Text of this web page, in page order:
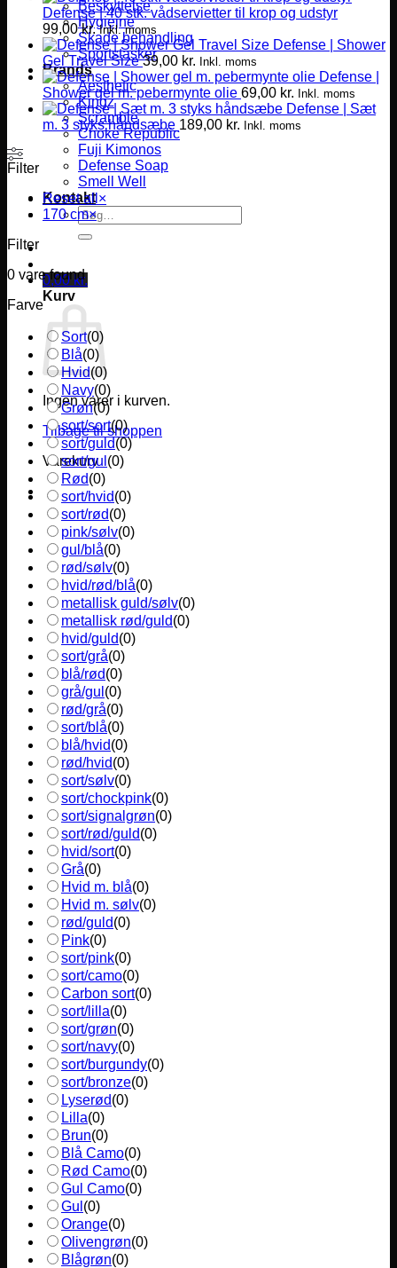
Beskyttelse
Hygiejne
Skade behandling
Sportstasker
Brands
Aesthetic
Kingz
Scramble
Choke Republic
Fuji Kimonos
Defense Soap
Smell Well
Kontakt
Søg
efter:
0,00 kr.
Kurv
Ingen varer i kurven.
Tilbage til shoppen
Varekurv
Defense | 40 stk. vådservietter til krop og udstyr
99,00kr. Inkl. moms
Defense | Shower
Gel Travel Size 39,00 kr. Inkl. moms
Defense |
Shower gel m. pebermynte olie 69,00 kr. Inkl. moms
Defense | Sæt
m. 3 styks håndsæbe 189,00 kr. Inkl. moms
Filter
Reset all ×
170 cm×
Filter
0 vare found
Farve
Sort(0)
Blå(0)
Hvid(0)
Navy(0)
Grøn(0)
sort/sort(0)
sort/guld(0)
sort/gul (0)
Rød(0)
sort/hvid(0)
sort/rød(0)
pink/sølv(0)
gul/blå(0)
rød/sølv(0)
hvid/rød/blå(0)
metallisk guld/sølv(0)
metallisk rød/guld(0)
hvid/guld(0)
sort/grå(0)
blå/rød(0)
grå/gul (0)
rød/grå(0)
sort/blå(0)
blå/hvid(0)
rød/hvid(0)
sort/sølv(0)
sort/chockpink(0)
sort/signalgrøn(0)
sort/rød/guld(0)
hvid/sort(0)
Grå(0)
Hvid m. blå(0)
Hvid m. sølv(0)
rød/guld(0)
Pink(0)
sort/pink(0)
sort/camo(0)
Carbon sort(0)
sort/lilla(0)
sort/grøn(0)
sort/navy(0)
sort/burgundy(0)
sort/bronze(0)
Lyserød(0)
Lilla(0)
Brun(0)
Blå Camo(0)
Rød Camo(0)
Gul Camo(0)
Gul (0)
Orange(0)
Olivengrøn(0)
Blågrøn(0)